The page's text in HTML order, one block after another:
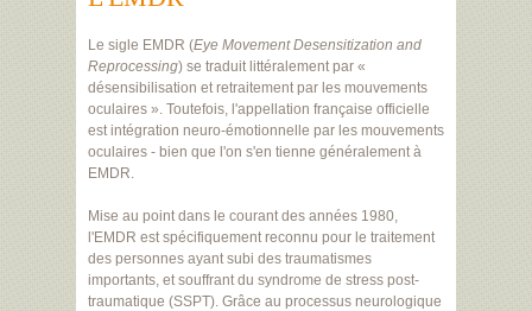
Le sigle EMDR (Eye Movement Desensitization and
Reprocessing) se traduit littéralement par «
désensibilisation et retraitement par les mouvements
oculaires ». Toutefois, l'appellation française officielle
est intégration neuro-émotionnelle par les mouvements
oculaires - bien que l'on s'en tienne généralement à
EMDR.
Mise au point dans le courant des années 1980,
l'EMDR est spécifiquement reconnu pour le traitement
des personnes ayant subi des traumatismes
importants, et souffrant du syndrome de stress post-
traumatique (SSPT). Grâce au processus neurologique